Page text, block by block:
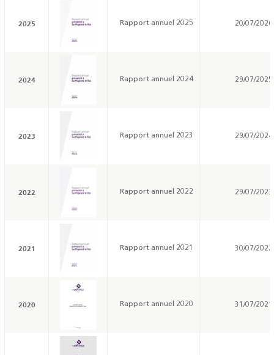
2025 Rapport annuel 2025 20/07/2026
2024 Rapport annuel 2024 29/07/2025
2023 Rapport annuel 2023 29/07/2024
2022 Rapport annuel 2022 29/07/2023
2021 Rapport annuel 2021 30/07/2022
2020 Rapport annuel 2020 31/07/2021